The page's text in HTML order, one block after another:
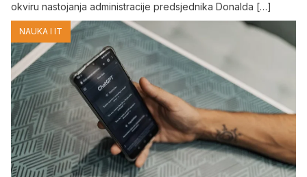
okviru nastojanja administracije predsjednika Donalda […]
NAUKA I IT